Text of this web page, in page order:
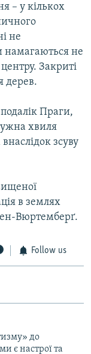
– у кількох
не
намагаються не
Закриті
дерев.
Праги,
хвиля
зсуву
в землях
Вюртемберґ.
Follow us
до
є настрої та